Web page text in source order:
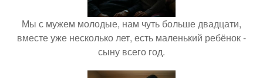
Мы с мужем молодые, нам чуть больше двадцати,
вместе уже несколько лет, есть маленький ребёнок -
сыну всего год.